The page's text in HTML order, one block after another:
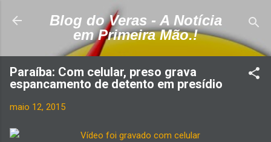
Pular para o conteúdo principal
Blog do Veras - A Notícia
em Primeira Mão.!
Paraíba: Com celular, preso grava
espancamento de detento em presídio
maio 12, 2015